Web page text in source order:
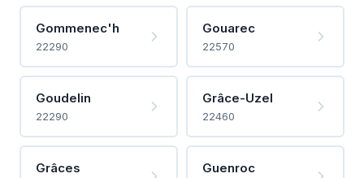
Gommenec'h
22290
Gouarec
22570
Goudelin
22290
Grâce-Uzel
22460
Grâces Guenroc